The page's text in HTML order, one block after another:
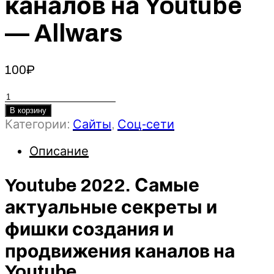
каналов на Youtube
— Allwars
100₽
Количество
товара
Youtube
Самые
секреты
и
фишки
создания
и
продвижения
каналов
В корзину
Категории: Сайты, Соц-сети
Описание
Youtube 2022. Самые
актуальные секреты и
фишки создания и
продвижения каналов на